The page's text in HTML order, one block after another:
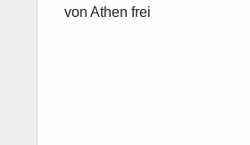
von Athen frei